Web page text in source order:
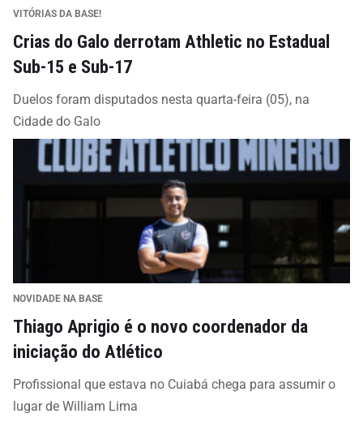
VITÓRIAS DA BASE!
Crias do Galo derrotam Athletic no Estadual
Sub-15 e Sub-17
Duelos foram disputados nesta quarta-feira (05), na
Cidade do Galo
NOVIDADE NA BASE
Thiago Aprigio é o novo coordenador da
iniciação do Atlético
Profissional que estava no Cuiabá chega para assumir o
lugar de William Lima